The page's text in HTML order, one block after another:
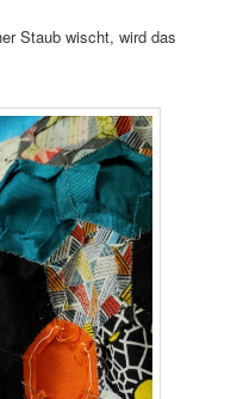
Staub wischt, wird das